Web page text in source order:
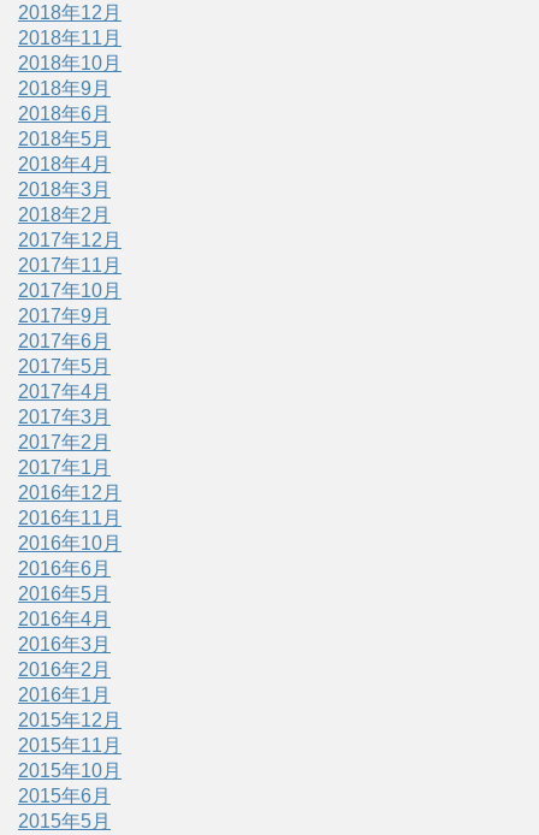
2018年12月
2018年11月
2018年10月
2018年9月
2018年6月
2018年5月
2018年4月
2018年3月
2018年2月
2017年12月
2017年11月
2017年10月
2017年9月
2017年6月
2017年5月
2017年4月
2017年3月
2017年2月
2017年1月
2016年12月
2016年11月
2016年10月
2016年6月
2016年5月
2016年4月
2016年3月
2016年2月
2016年1月
2015年12月
2015年11月
2015年10月
2015年6月
2015年5月